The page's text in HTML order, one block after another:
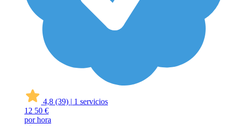
4,8 (39) | 1 servicios
12 50 €
por hora